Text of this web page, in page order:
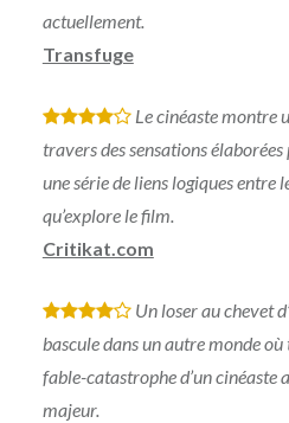
actuellement.
Transfuge
* * * *
Le cinéaste montre
travers des sensations
une série de liens logiques entre
qu’explore le film.
Critikat.com
* * * *
Un loser au chevet
bascule dans un autre monde
fable-catastrophe d’un cinéaste
majeur.